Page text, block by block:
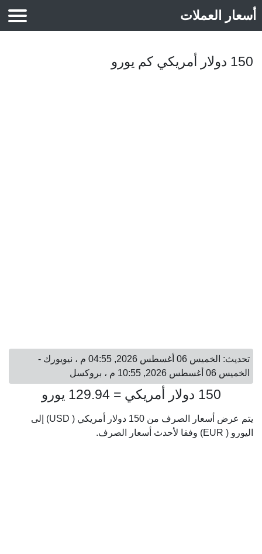
أسعار العملات
150 دولار أمريكي كم يورو
تحديث: الخميس 06 أغسطس 2026, 04:55 م ، نيويورك -
الخميس 06 أغسطس 2026, 10:55 م ، بروكسل
150 دولار أمريكي = 129.94 يورو
يتم عرض أسعار الصرف من 150 دولار أمريكي ( USD) إلى
اليورو ( EUR) وفقا لأحدث أسعار الصرف.